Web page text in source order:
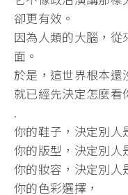
卻更有效。
因為人類的大腦，從
面。
於是，這世界根本還
就已經先決定怎麼看
.
你的鞋子，決定別人
你的版型，決定別人
你的妝容，決定別人
你的色彩選擇，